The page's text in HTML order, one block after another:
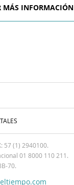
MÁS INFORMACIÓN
57 (1) 2940100.
01 8000 110 211.
70.